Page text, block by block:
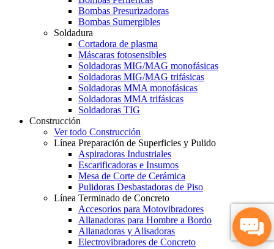
Bombas Presurizadoras
Bombas Sumergibles
Soldadura
Cortadora de plasma
Máscaras fotosensibles
Soldadoras MIG/MAG monofásicas
Soldadoras MIG/MAG trifásicas
Soldadoras MMA monofásicas
Soldadoras MMA trifásicas
Soldadoras TIG
Construcción
Ver todo Construcción
Línea Preparación de Superficies y Pulido
Aspiradoras Industriales
Escarificadoras e Insumos
Mesa de Corte de Cerámica
Pulidoras Desbastadoras de Piso
Línea Terminado de Concreto
Accesorios para Motovibradores
Allanadoras para Hombre a Bordo
Allanadoras y Alisadoras
Electrovibradores de Concreto